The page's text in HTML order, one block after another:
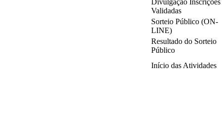
Divulgação Inscrições
Validadas
Sorteio Público (ON-
LINE)
Resultado do Sorteio
Público
Início das Atividades